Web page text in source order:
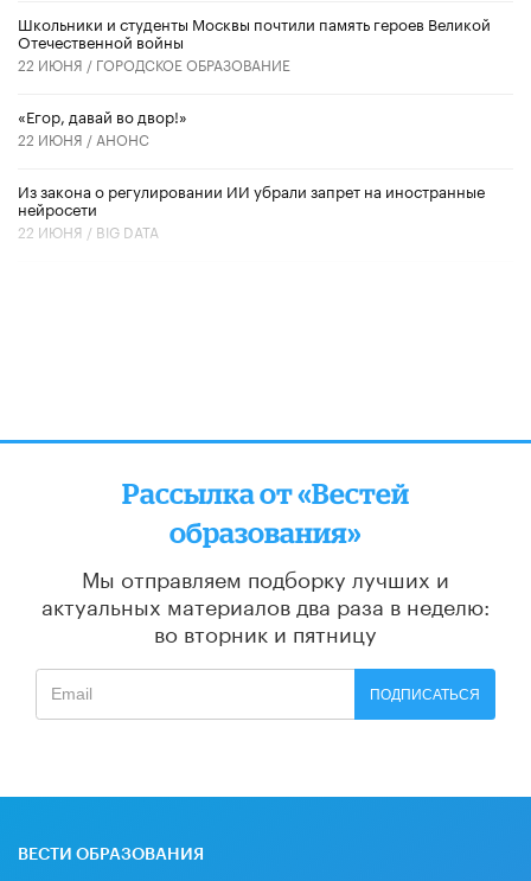
Школьники и студенты Москвы почтили память героев Великой
Отечественной войны
22 ИЮНЯ / ГОРОДСКОЕ ОБРАЗОВАНИЕ
«Егор, давай во двор!»
22 ИЮНЯ / АНОНС
Из закона о регулировании ИИ убрали запрет на иностранные
нейросети
22 ИЮНЯ / BIG DATA
Рассылка от «Вестей
образования»
Мы отправляем подборку лучших и
актуальных материалов два раза в неделю:
во вторник и пятницу
ПОДПИСАТЬСЯ
ВЕСТИ ОБРАЗОВАНИЯ